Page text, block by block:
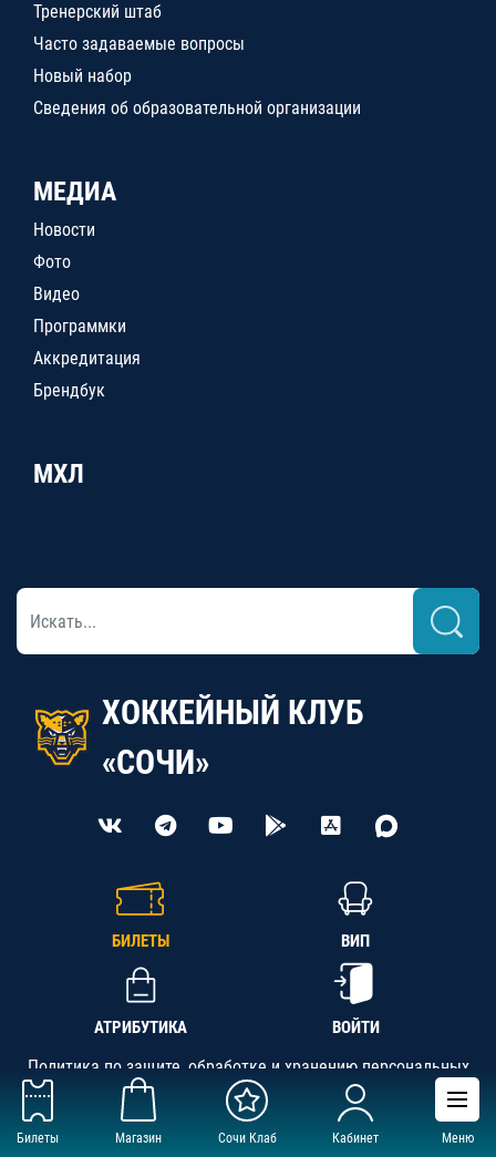
Билеты Магазин Сочи Клаб Кабинет Меню
Тренерский штаб
Часто задаваемые вопросы
Новый набор
Сведения об образовательной организации
МЕДИА
Новости
Фото
Видео
Программки
Аккредитация
Брендбук
МХЛ
ХОККЕЙНЫЙ КЛУБ
«СОЧИ»
БИЛЕТЫ ВИП
АТРИБУТИКА ВОЙТИ
Политика по защите, обработке и хранению персональных
данных
АНО «СК «Кубань-Регион», ОГРН 1142300002349,